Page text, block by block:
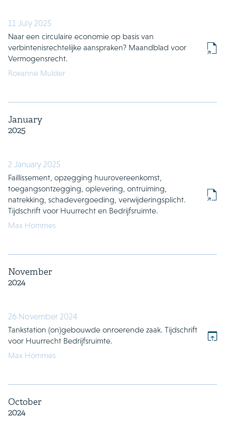
11 July 2025
Naar een circulaire economie op basis van
verbintenisrechtelijke aanspraken? Maandblad voor
Vermogensrecht.
Roxanne Mulder
January
2025
2 January 2025
Faillissement, opzegging huurovereenkomst,
toegangsontzegging, oplevering, ontruiming,
natrekking, schadevergoeding, verwijderingsplicht.
Tijdschrift voor Huurrecht en Bedrijfsruimte.
Max Hommes
November
2024
26 November 2024
Tankstation (on)gebouwde onroerende zaak. Tijdschrift
voor Huurrecht Bedrijfsruimte.
Max Hommes
October
2024